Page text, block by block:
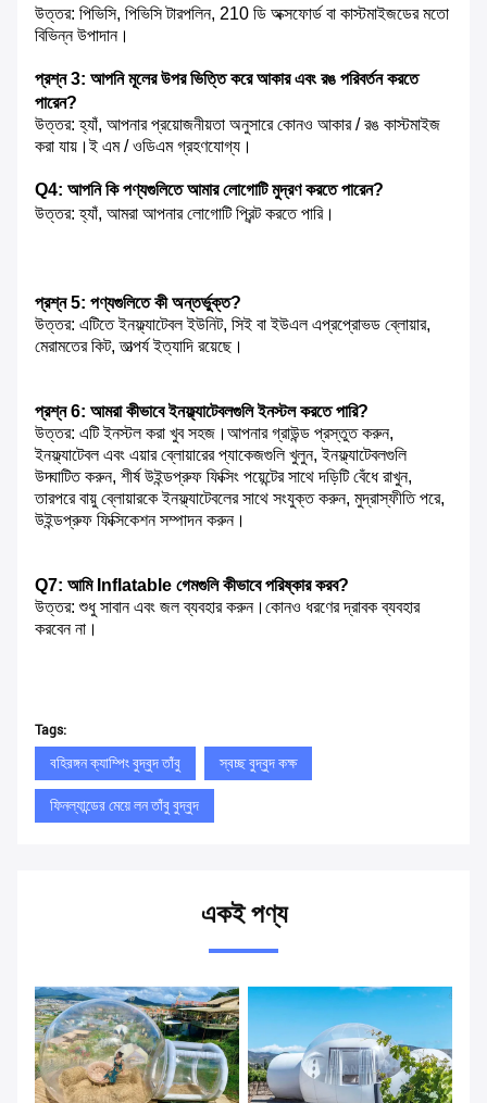
উত্তর: পিভিসি, পিভিসি টারপলিন, 210 ডি অক্সফোর্ড বা কাস্টমাইজডের মতো
বিভিন্ন উপাদান।
প্রশ্ন 3: আপনি মূলের উপর ভিত্তি করে আকার এবং রঙ পরিবর্তন করতে
পারেন?
উত্তর: হ্যাঁ, আপনার প্রয়োজনীয়তা অনুসারে কোনও আকার / রঙ কাস্টমাইজ
করা যায়।ই এম / ওডিএম গ্রহণযোগ্য।
Q4: আপনি কি পণ্যগুলিতে আমার লোগোটি মুদ্রণ করতে পারেন?
উত্তর: হ্যাঁ, আমরা আপনার লোগোটি প্রিন্ট করতে পারি।
প্রশ্ন 5: পণ্যগুলিতে কী অন্তর্ভুক্ত?
উত্তর: এটিতে ইনফ্ল্যাটেবল ইউনিট, সিই বা ইউএল এপ্রপ্রোভড ব্লোয়ার,
মেরামতের কিট, তাত্পর্য ইত্যাদি রয়েছে।
প্রশ্ন 6: আমরা কীভাবে ইনফ্ল্যাটেবলগুলি ইনস্টল করতে পারি?
উত্তর: এটি ইনস্টল করা খুব সহজ।আপনার গ্রাউন্ড প্রস্তুত করুন,
ইনফ্ল্যাটেবল এবং এয়ার ব্লোয়ারের প্যাকেজগুলি খুলুন, ইনফ্ল্যাটেবলগুলি
উদ্ঘাটিত করুন, শীর্ষ উইন্ডপ্রুফ ফিক্সিং পয়েন্টের সাথে দড়িটি বেঁধে রাখুন,
তারপরে বায়ু ব্লোয়ারকে ইনফ্ল্যাটেবলের সাথে সংযুক্ত করুন, মুদ্রাস্ফীতি পরে,
উইন্ডপ্রুফ ফিক্সিকেশন সম্পাদন করুন।
Q7: আমি Inflatable গেমগুলি কীভাবে পরিষ্কার করব?
উত্তর: শুধু সাবান এবং জল ব্যবহার করুন।কোনও ধরণের দ্রাবক ব্যবহার
করবেন না।
Tags:
বহিরঙ্গন ক্যাম্পিং বুদ্বুদ তাঁবু স্বচ্ছ বুদ্বুদ কক্ষ
ফিনল্যান্ডের মেয়ে লন তাঁবু বুদ্বুদ
একই পণ্য